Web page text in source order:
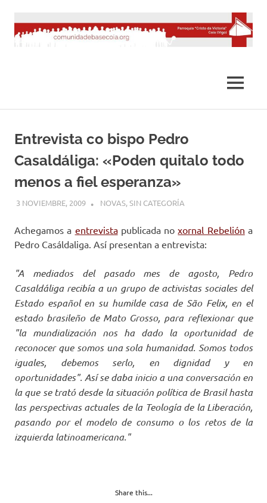
contenido
MENÚ
Entrevista co bispo Pedro
Casaldáliga: «Poden quitalo todo
menos a fiel esperanza»
3 NOVIEMBRE, 2009 DESARROLLO
NOVAS,SIN CATEGORÍA
Achegamos a entrevistapublicada noxornal Rebelión a
Pedro Casáldaliga. Así presentan a entrevista:
"A mediados del pasado mes de agosto, Pedro
Casaldáliga recibía a un grupo de activistas sociales del
Estado español en su humilde casa de São Felix, en el
estado brasileño de Mato Grosso, para reflexionar que
"la mundialización nos ha dado la oportunidad de
reconocer que somos una sola humanidad. Somos todos
iguales, debemos serlo, en dignidad y en
oportunidades". Así se daba inicio a una conversación en
la que se trató desde la situación política de Brasil hasta
las perspectivas actuales de la Teología de la Liberación,
pasando por el modelo de consumo o los retos de la
izquierda latinoamericana."
Share this...